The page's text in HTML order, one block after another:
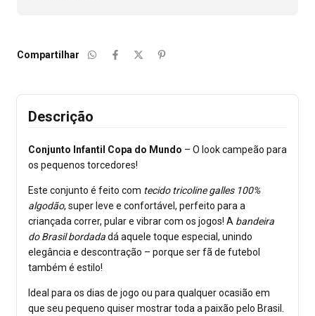
Compartilhar
Descrição
Conjunto Infantil Copa do Mundo – O look campeão para
os pequenos torcedores!
Este conjunto é feito com tecido tricoline galles 100%
algodão, super leve e confortável, perfeito para a
criançada correr, pular e vibrar com os jogos! A bandeira
do Brasil bordadadá aquele toque especial, unindo
elegância e descontração – porque ser fã de futebol
também é estilo!
Ideal para os dias de jogo ou para qualquer ocasião em
que seu pequeno quiser mostrar toda a paixão pelo Brasil.